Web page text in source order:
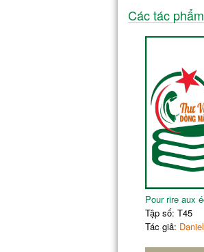
10. Một cuộc
Dòng đời nơi khe
Con người
Một bà! Học
Tâm sự linh
Chuyện gia
Ngậy lễ thích
Chúa Giêsu:
Số tù nhân
Hợp pháp
Dòng đời thật
Nguyên lý
Một lời xin lỗi
Uớc muốn
23. Nhãn vật của
Các tác
Pour rire aux
Tập số: T45
Tác giả: